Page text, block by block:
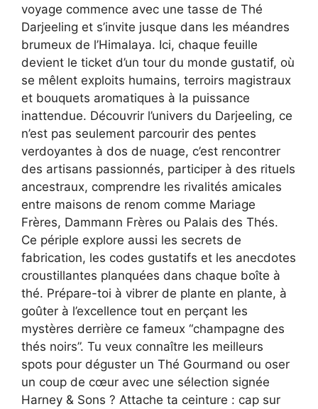
voyage commence avec une tasse de Thé
Darjeeling et s’invite jusque dans les méandres
brumeux de l’Himalaya. Ici, chaque feuille
devient le ticket d’un tour du monde gustatif, où
se mêlent exploits humains, terroirs magistraux
et bouquets aromatiques à la puissance
inattendue. Découvrir l’univers du Darjeeling, ce
n’est pas seulement parcourir des pentes
verdoyantes à dos de nuage, c’est rencontrer
des artisans passionnés, participer à des rituels
ancestraux, comprendre les rivalités amicales
entre maisons de renom comme Mariage
Frères, Dammann Frères ou Palais des Thés.
Ce périple explore aussi les secrets de
fabrication, les codes gustatifs et les anecdotes
croustillantes planquées dans chaque boîte à
thé. Prépare-toi à vibrer de plante en plante, à
goûter à l’excellence tout en perçant les
mystères derrière ce fameux “champagne des
thés noirs”. Tu veux connaître les meilleurs
spots pour déguster un Thé Gourmand ou oser
un coup de cœur avec une sélection signée
Harney & Sons ? Attache ta ceinture : cap sur